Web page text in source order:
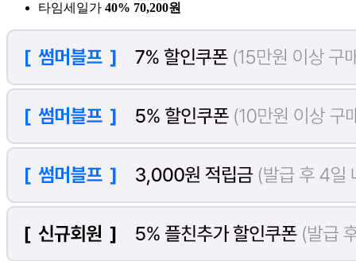
타임세일가 40% 70,200원